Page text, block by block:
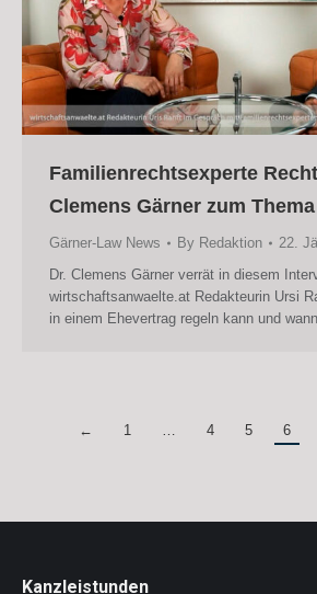
Familienrechtsexperte
Clemens Gärner zum
Gärner-Law News By Redaktion
22.
Dr. Clemens Gärner verrät in diesem
wirtschaftsanwaelte.at Redakteurin Ursi
in einem Ehevertrag regeln kann und
← 1 4 5 6
Kanzleistunden